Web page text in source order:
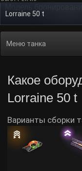
Lorraine 50 t
Меню танка
Какое
Lorraine 50 t
Варианты сборки